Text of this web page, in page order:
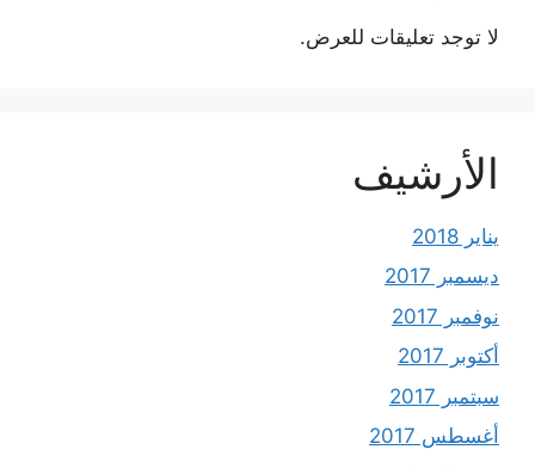
لا توجد تعليقات للعرض.
الأرشيف
يناير 2018
ديسمبر 2017
نوفمبر 2017
أكتوبر 2017
سبتمبر 2017
أغسطس 2017